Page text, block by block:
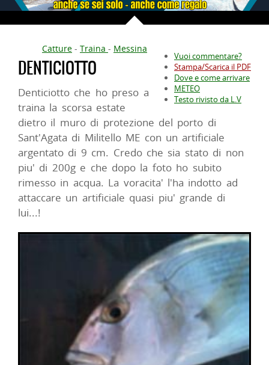
Catture - Traina - Messina
Vuoi commentare?
Stampa/Scarica il PDF
Dove e come arrivare
METEO
Testo rivisto da L.V
DENTICIOTTO
Denticiotto che ho preso a
traina la scorsa estate
dietro il muro di protezione del porto di
Sant'Agata di Militello ME con un artificiale
argentato di 9 cm. Credo che sia stato di non
piu' di 200g e che dopo la foto ho subito
rimesso in acqua. La voracita' l'ha indotto ad
attaccare un artificiale quasi piu' grande di
lui...!